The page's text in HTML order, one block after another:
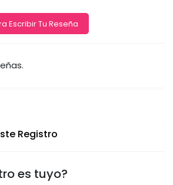
Escribir Tu Reseña
Registro
es tuyo?